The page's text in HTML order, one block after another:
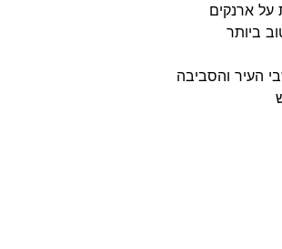
על ארנקים
ביותר
העיר והסביבה